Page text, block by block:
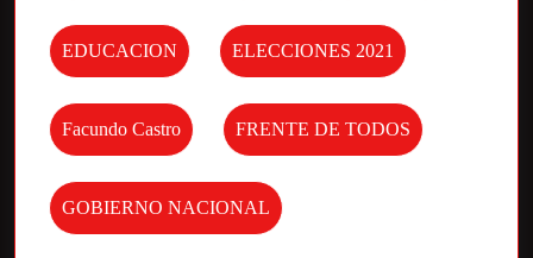
EDUCACION ELECCIONES 2021
Facundo Castro FRENTE DE TODOS
GOBIERNO NACIONAL